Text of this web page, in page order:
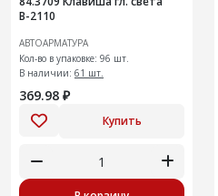
В-2110
АВТОАРМАТУРА
Кол-во в упаковке: 96 шт.
В наличии: 61 шт.
369.98 ₽
Купить